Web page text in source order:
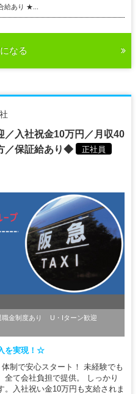
給あり ★...
なる
入社祝金10万円／月収40
／保証給あり◆
正社員
職金制度あり
U・Iターン歓迎
を実現！☆
制で安心スタート！ 未経験でも
全て会社負担で提供。 しっかり
。入社祝い金10万円も支給されま